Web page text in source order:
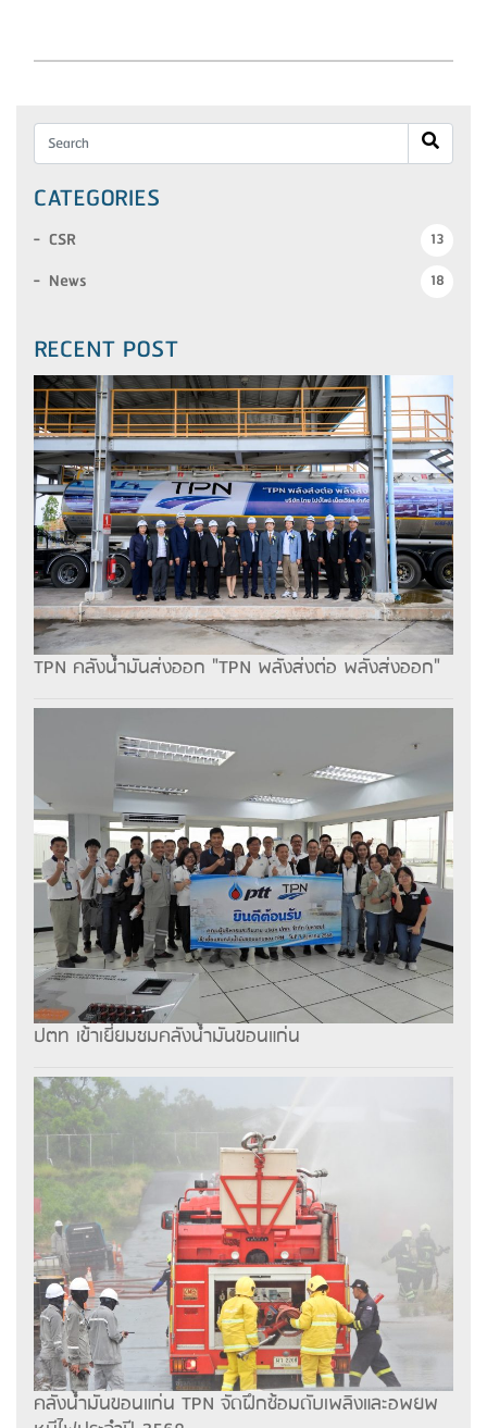
CATEGORIES
CSR 13
News 18
RECENT POST
TPN คลังน้ำมันส่งออก "TPN พลังส่งต่อ พลังส่งออก"
ปตท เข้าเยี่ยมชมคลังน้ำมันขอนแก่น
คลังน้ำมันขอนแก่น TPN จัดฝึกซ้อมดับเพลิงและอพยพ